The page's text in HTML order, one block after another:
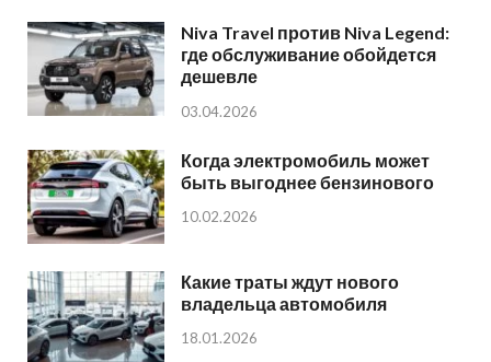
Niva Travel против Niva Legend:
где обслуживание обойдется
дешевле
03.04.2026
Когда электромобиль может
быть выгоднее бензинового
10.02.2026
Какие траты ждут нового
владельца автомобиля
18.01.2026